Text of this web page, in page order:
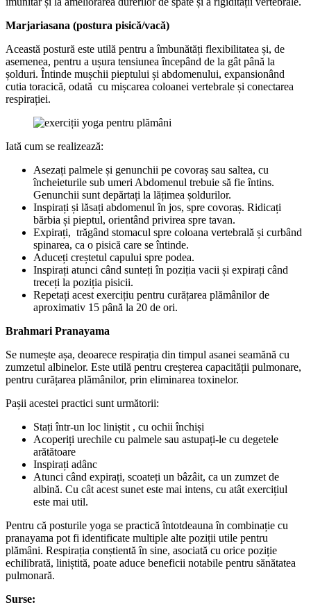
Marjariasana (postura pisică/vacă)
Această postură este utilă pentru a îmbunătăți flexibilitatea și, de
asemenea, pentru a ușura tensiunea începând de la gât până la
șolduri. Întinde mușchii pieptului și abdomenului, expansionând
cutia toracică, odată cu mișcarea coloanei vertebrale și conectarea
respirației.
Iată cum se realizează:
Asezați palmele și genunchii pe covoraș sau saltea, cu
încheieturile sub umeri Abdomenul trebuie să fie întins.
Genunchii sunt depărtați la lățimea șoldurilor.
Inspirați și lăsați abdomenul în jos, spre covoraș. Ridicați
bărbia și pieptul, orientând privirea spre tavan.
Expirați, trăgând stomacul spre coloana vertebrală și curbând
spinarea, ca o pisică care se întinde.
Aduceți creștetul capului spre podea.
Inspirați atunci când sunteți în poziția vacii și expirați când
treceți la poziția pisicii.
Repetați acest exercițiu pentru curățarea plămânilor de
aproximativ 15 până la 20 de ori.
Brahmari Pranayama
Se numește așa, deoarece respirația din timpul asanei seamănă cu
zumzetul albinelor. Este utilă pentru creșterea capacității pulmonare,
pentru curățarea plămânilor, prin eliminarea toxinelor.
Pașii acestei practici sunt următorii:
Stați într-un loc liniștit , cu ochii închiși
Acoperiți urechile cu palmele sau astupați-le cu degetele
arătătoare
Inspirați adânc
Atunci când expirați, scoateți un bâzâit, ca un zumzet de
albină. Cu cât acest sunet este mai intens, cu atât exercițiul
este mai util.
Pentru că posturile yoga se practică întotdeauna în combinație cu
pranayama pot fi identificate multiple alte poziții utile pentru
plămâni. Respirația conștientă în sine, asociată cu orice poziție
echilibrată, liniștită, poate aduce beneficii notabile pentru sănătatea
pulmonară.
Surse: